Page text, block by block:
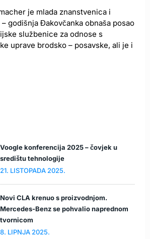
je mlada znanstvenica i
godišnja Đakovčanka obnaša posao
službenice za odnose s
uprave brodsko – posavske, ali je i
Voogle konferencija 2025 – čovjek u
središtu tehnologije
21. LISTOPADA 2025.
Novi CLA krenuo s proizvodnjom.
Mercedes-Benz se pohvalio naprednom
tvornicom
8. LIPNJA 2025.